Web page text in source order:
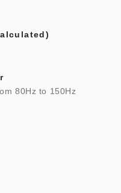
80Hz to 150Hz